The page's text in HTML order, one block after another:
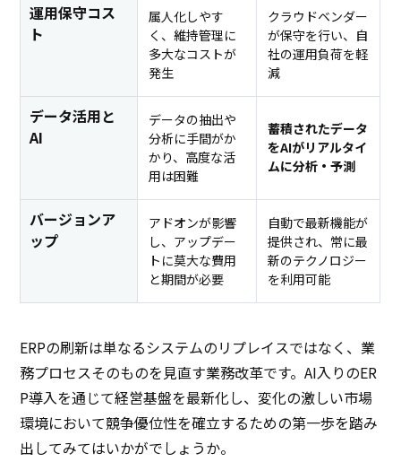
運用保守コス
ト
属人化しやす
く、維持管理に
多大なコストが
発生
クラウドベンダー
が保守を行い、自
社の運用負荷を軽
減
データ活用と
AI
データの抽出や
分析に手間がか
かり、高度な活
用は困難
蓄積されたデータ
をAIがリアルタイ
ムに分析・予測
バージョンア
ップ
アドオンが影響
し、アップデー
トに莫大な費用
と期間が必要
自動で最新機能が
提供され、常に最
新のテクノロジー
を利用可能
ERPの刷新は単なるシステムのリプレイスではなく、業
務プロセスそのものを見直す業務改革です。AI入りのER
P導入を通じて経営基盤を最新化し、変化の激しい市場
環境において競争優位性を確立するための第一歩を踏み
出してみてはいかがでしょうか。